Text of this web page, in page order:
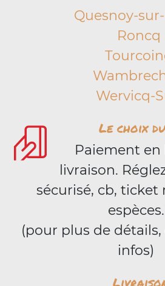
Quesnoy-
Roncq
Wervicq-
Le choix
Paiement en
livraison.
sécurisé, cb, ticket
espèces.
(pour plus de
infos)